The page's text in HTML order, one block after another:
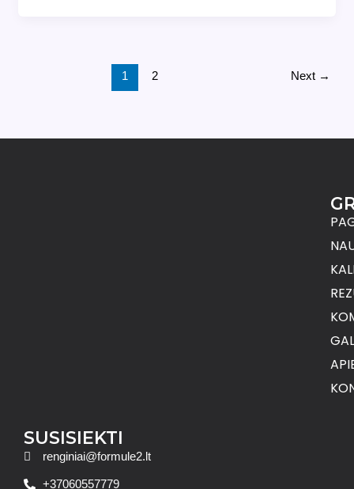
1 2 Next →
SUSISIEKTI
renginiai@formule2.lt
+37060557779